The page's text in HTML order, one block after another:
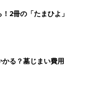
いコマダム日記」記事一覧
る爆笑コミックエッセイ
・・・という謎の人。既刊
2冊の「たまひよ」
る？墓じまい費用